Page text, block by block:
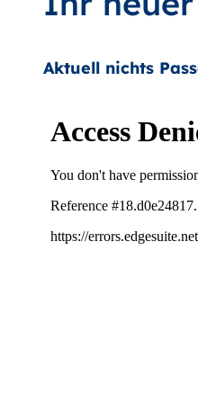
Aktuell nichts